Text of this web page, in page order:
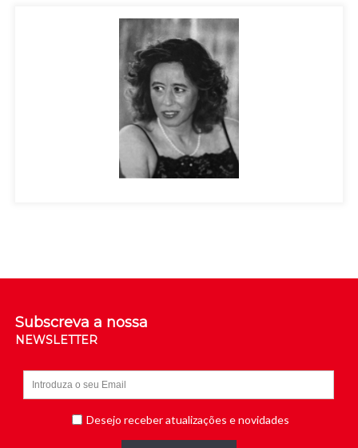
Subscreva a nossa
NEWSLETTER